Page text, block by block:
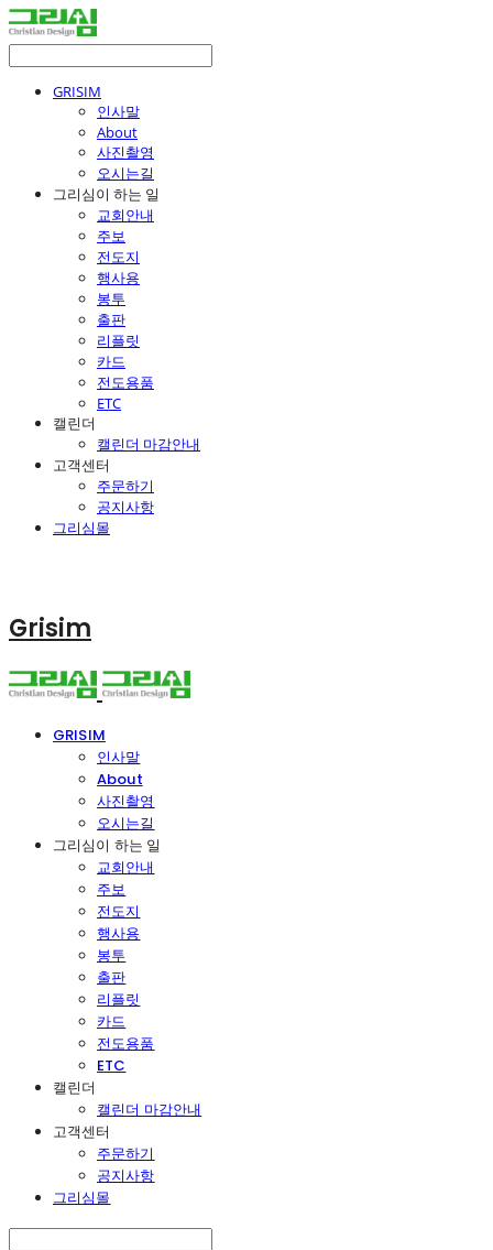
GRISIM
인사말
About
사진촬영
오시는길
그리심이 하는 일
교회안내
주보
전도지
행사용
봉투
출판
리플릿
카드
전도용품
ETC
캘린더
캘린더 마감안내
고객센터
주문하기
공지사항
그리심몰
Grisim
GRISIM
인사말
About
사진촬영
오시는길
그리심이 하는 일
교회안내
주보
전도지
행사용
봉투
출판
리플릿
카드
전도용품
ETC
캘린더
캘린더 마감안내
고객센터
주문하기
공지사항
그리심몰